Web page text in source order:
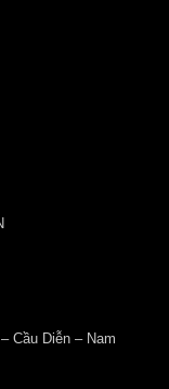
Cầu Diễn – Nam